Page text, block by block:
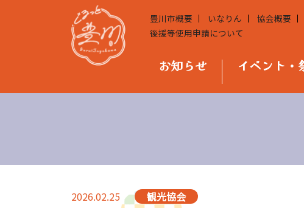
豊川市概要 いなりん 協会概要
後援等使用申請について
お知らせ イベント・
2026.02.25 観光協会